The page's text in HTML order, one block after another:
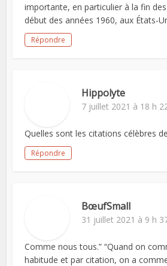
importante, en particulier à la fin
début des années 1960, aux États-
Répondre
Hippolyte
7 juillet 2021 à 18 h
Quelles sont les citations célèbres
Répondre
BœufSmall
31 juillet 2021 à 9 h
Comme nous tous.” “Quand on
habitude et par citation, on a